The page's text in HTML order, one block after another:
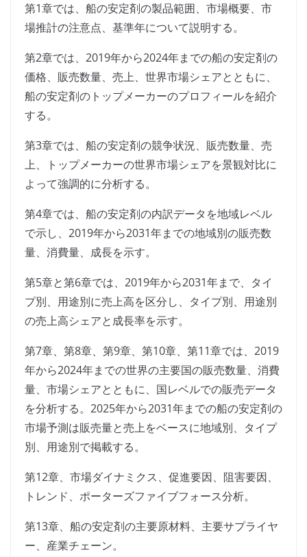
第1章では、船の安定剤の製品範囲、市場概要、市
場推計の注意点、基準年について説明する。
第2章では、2019年から2024年までの船の安定剤の
価格、販売数量、売上、世界市場シェアとともに、
船の安定剤のトップメーカーのプロフィールを紹介
する。
第3章では、船の安定剤の競争状況、販売数量、売
上、トップメーカーの世界市場シェアを景観対比に
よって強調的に分析する。
第4章では、船の安定剤の内訳データを地域レベル
で示し、2019年から2031年までの地域別の販売数
量、消費量、成長を示す。
第5章と第6章では、2019年から2031年まで、タイ
プ別、用途別に売上高を区分し、タイプ別、用途別
の売上高シェアと成長率を示す。
第7章、第8章、第9章、第10章、第11章では、2019
年から2024年までの世界の主要国の販売数量、消費
量、市場シェアとともに、国レベルでの販売データ
を分析する。2025年から2031年までの船の安定剤の
市場予測は販売量と売上をベースに地域別、タイプ
別、用途別で掲載する。
第12章、市場ダイナミクス、促進要因、阻害要因、
トレンド、ポーターズファイブフォース分析。
第13章、船の安定剤の主要原材料、主要サプライヤ
ー、産業チェーン。